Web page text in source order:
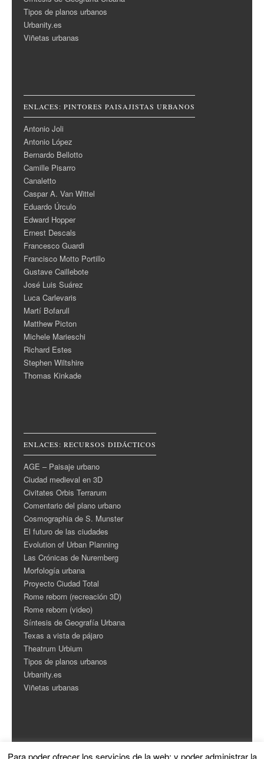
Tipos de planos urbanos
Urbanity.es
Viñetas urbanas
ENLACES: PINTORES PAISAJISTAS URBANOS
Antonio Joli
Antonio López
Bernardo Bellotto
Camille Pisarro
Canaletto
Caspar A. Van Wittel
Eduardo Úrculo
Edward Hopper
Ernest Descals
Francesco Guardi
Francisco Motto Portillo
Gustave Caillebote
José Luis Suárez
Luca Carlevaris
Martí Bofarull
Matthew Picton
Michele Marieschi
Richard Estes
Stephen Wiltshire
Thomas Kinkade
ENLACES: RECURSOS DIDÁCTICOS
AGE – Paisaje urbano
Ciudad medieval en 3D
Civitates Orbis Terrarum
Comentario del plano urbano
Cosmographia de S. Munster
El futuro de las ciudades
Evolution of Urban Planning
Las Crónicas de Nuremberg
Morfología urbana
Proyecto Ciudad Total
Rome reborn (recreación 3D)
Rome reborn (video)
Síntesis de Geografía Urbana
Texas a vista de pájaro
Theatrum Urbium
Tipos de planos urbanos
Urbanity.es
Viñetas urbanas
ESTADÍSTICAS